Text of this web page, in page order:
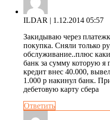
ILDAR | 1.12.2014 05:57
Закидываю через
покупка. Сняли только
обслуживание..плюс
банк за сумму которую я
кредит внес 40.000,
1.000 р накинул банк.
дебетовую карту сбера
Ответить